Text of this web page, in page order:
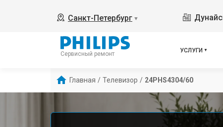
Санкт-Петербург ▼
Сервисный ремонт
УСЛУГИ
Главная / Телевизор / 24PHS4304/60